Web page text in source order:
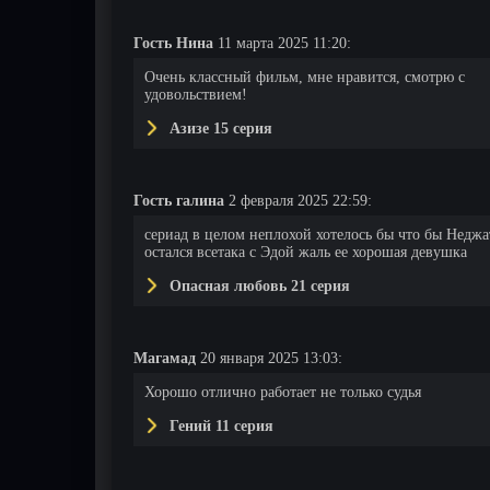
Гость Нина 11 марта 2025 11:20:
Очень классный фильм, мне нравится, смотрю с
удовольствием!
Азизе 15 серия
Гость галина 2 февраля 2025 22:59:
сериад в целом неплохой хотелось бы что бы
остался всетака с Эдой жаль ее хорошая девушка
Опасная любовь 21 серия
Магамад 20 января 2025 13:03:
Хорошо отлично работает не только судья
Гений 11 серия